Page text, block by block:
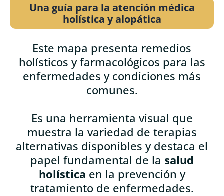
Una guía para la atención médica
holística y alopática
Este mapa presenta remedios
holísticos y farmacológicos para las
enfermedades y condiciones más
comunes.
Es una herramienta visual que
muestra la variedad de terapias
alternativas disponibles y destaca el
papel fundamental de la salud
holística en la prevención y
tratamiento de enfermedades.